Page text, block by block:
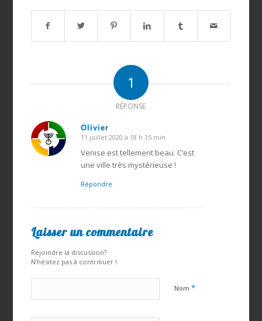
1
RÉPONSE
Olivier
dit
11 juillet 2020 à 18 h 15 min
Venise est tellement beau. C’est
une ville très mystérieuse !
Répondre
Laisser un commentaire
Rejoindre la discussion?
N’hésitez pas à contribuer !
Nom *